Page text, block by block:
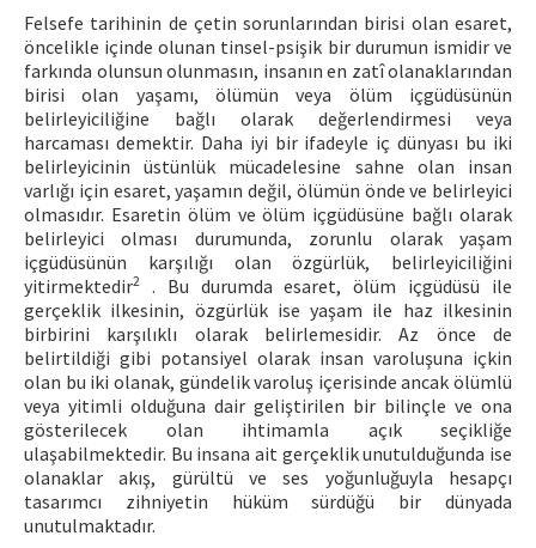
Felsefe tarihinin de çetin sorunlarından birisi olan esaret,
öncelikle içinde olunan tinsel-psişik bir durumun ismidir ve
farkında olunsun olunmasın, insanın en zatî olanaklarından
birisi olan yaşamı, ölümün veya ölüm içgüdüsünün
belirleyiciliğine bağlı olarak değerlendirmesi veya
harcaması demektir. Daha iyi bir ifadeyle iç dünyası bu iki
belirleyicinin üstünlük mücadelesine sahne olan insan
varlığı için esaret, yaşamın değil, ölümün önde ve belirleyici
olmasıdır. Esaretin ölüm ve ölüm içgüdüsüne bağlı olarak
belirleyici olması durumunda, zorunlu olarak yaşam
içgüdüsünün karşılığı olan özgürlük, belirleyiciliğini
yitirmektedir2
. Bu durumda esaret, ölüm içgüdüsü ile
gerçeklik ilkesinin, özgürlük ise yaşam ile haz ilkesinin
birbirini karşılıklı olarak belirlemesidir. Az önce de
belirtildiği gibi potansiyel olarak insan varoluşuna içkin
olan bu iki olanak, gündelik varoluş içerisinde ancak ölümlü
veya yitimli olduğuna dair geliştirilen bir bilinçle ve ona
gösterilecek olan ihtimamla açık seçikliğe
ulaşabilmektedir. Bu insana ait gerçeklik unutulduğunda ise
olanaklar akış, gürültü ve ses yoğunluğuyla hesapçı
tasarımcı zihniyetin hüküm sürdüğü bir dünyada
unutulmaktadır.